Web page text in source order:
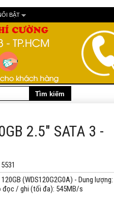
BẬT
2.5" SATA 3 -
5531
(WDS120G2G0A) - Dung
đọc / ghi (tối đa): 545MB/s